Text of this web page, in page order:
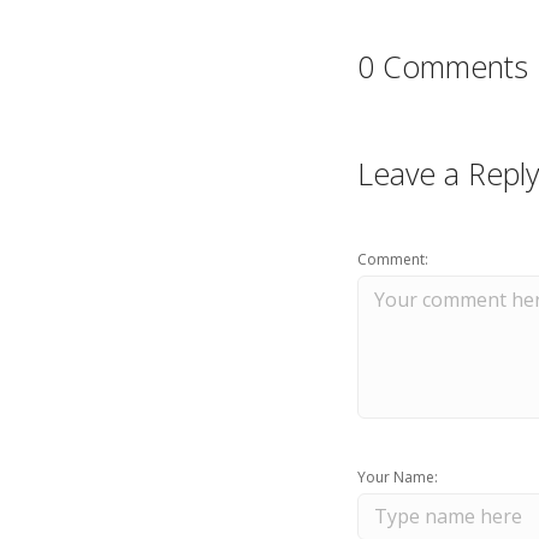
0 Comments
Leave a Reply
Comment:
Your Name: